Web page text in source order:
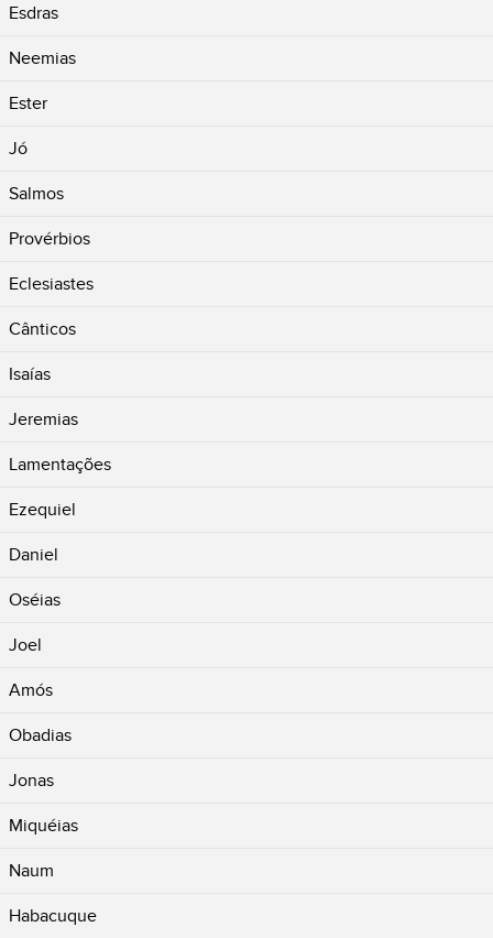
Esdras
Neemias
Ester
Jó
Salmos
Provérbios
Eclesiastes
Cânticos
Isaías
Jeremias
Lamentações
Ezequiel
Daniel
Oséias
Joel
Amós
Obadias
Jonas
Miquéias
Naum
Habacuque